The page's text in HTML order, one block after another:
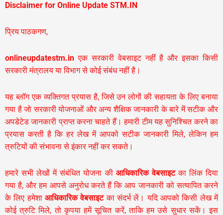
Disclaimer for Online Update STM.IN
प्रिय पाठकगण,
onlineupdatestm.in एक सरकारी वेबसाइट नहीं है और इसका किसी
सरकारी मंत्रालय या विभाग से कोई संबंध नहीं है।
यह ब्लॉग एक व्यक्तिगत प्रयास है, जिसे उन लोगों की सहायता के लिए बनाया
गया है जो सरकारी योजनाओं और अन्य शैक्षिक जानकारी के बारे में सटीक और
अपडेटेड जानकारी प्राप्त करना चाहते हैं। हमारी टीम यह सुनिश्चित करने का
प्रयास करती है कि हर लेख में आपको सटीक जानकारी मिले, लेकिन हम
त्रुटियों की संभावना से इंकार नहीं कर सकते।
हमारे सभी लेखों में संबंधित योजना की आधिकारिक वेबसाइटका लिंक दिया
गया है, और हम आपसे अनुरोध करते हैं कि आप जानकारी को सत्यापित करने
के लिए हमेशा आधिकारिक वेबसाइटका संदर्भ लें। यदि आपको किसी लेख में
कोई त्रुटि मिले, तो कृपया हमें सूचित करें, ताकि हम उसे सुधार सकें। इस